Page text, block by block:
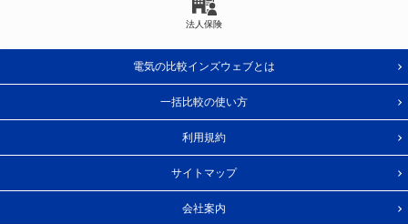
法人保険
電気の比較インズウェブとは
一括比較の使い方
利用規約
サイトマップ
会社案内